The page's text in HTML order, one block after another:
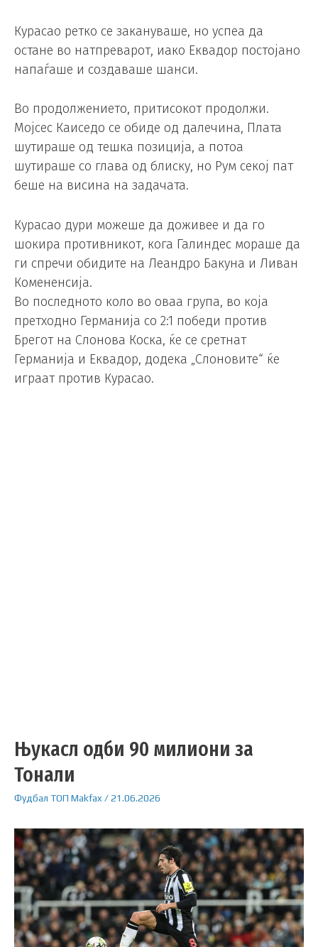
Курасао ретко се закануваше, но успеа да
остане во натпреварот, иако Еквадор постојано
напаѓаше и создаваше шанси.
Во продолжението, притисокот продолжи.
Мојсес Каиседо се обиде од далечина, Плата
шутираше од тешка позиција, а потоа
шутираше со глава од блиску, но Рум секој пат
беше на висина на задачата.
Курасао дури можеше да доживее и да го
шокира противникот, кога Галиндес мораше да
ги спречи обидите на Леандро Бакуна и Ливан
Комененсија.
Во последното коло во оваа група, во која
претходно Германија со 2:1 победи против
Брегот на Слонова Коска, ќе се сретнат
Германија и Еквадор, додека „Слоновите“ ќе
играат против Курасао.
Њукасл одби 90 милиони за
Тонали
Фудбал ТОП Makfax /21.06.2026